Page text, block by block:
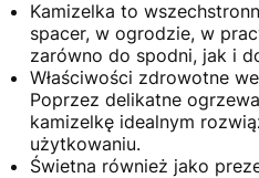
Kamizelka to
spacer, w ogrodzie, w
zarówno do spodni, jak i
Właściwości zdrowotne
Poprzez delikatne
kamizelkę idealnym
użytkowaniu.
Świetna również jako